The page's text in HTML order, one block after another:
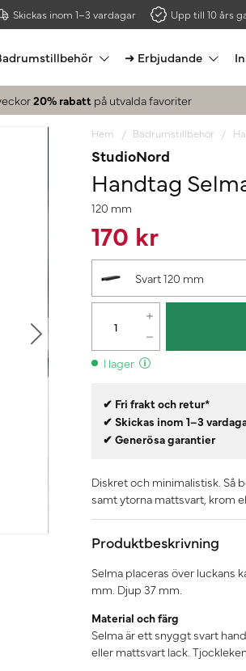
Skickas inom 1–3 vardagar Upp till 10 års
➜ Erbjudande
20% rabatt på utvalda favoriter
Hem Badrumstillbehör
StudioNord
Handtag
120 mm
170 kr
Svart 120 mm
I lager
✔ Fri frakt och retur*
✔ Skickas inom 1–3
✔ Generösa garantier
Diskret och minimalistisk. Så
samt ytorna mattsvart, krom
Produktbeskrivning
Selma placeras över luckans
mm. Djup 37 mm.
Material och färg
Selma är ett snyggt svart
eller mattsvart lack.